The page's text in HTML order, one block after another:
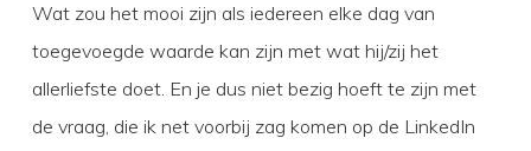
Wat zou het mooi zijn als iedereen elke dag van
toegevoegde waarde kan zijn met wat hij/zij het
allerliefste doet. En je dus niet bezig hoeft te zijn met
de vraag, die ik net voorbij zag komen op de LinkedIn